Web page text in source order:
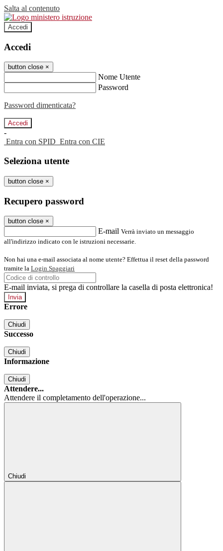
Salta al contenuto
Accedi
Accedi
button close ×
Nome Utente
Password
Password dimenticata?
-
Entra con SPID Entra con CIE
Seleziona utente
button close ×
Recupero password
button close ×
E-mail Verrà inviato un messaggio
all'indirizzo indicato con le istruzioni necessarie.
Non hai una e-mail associata al nome utente? Effettua il reset della password
tramite la Login Spaggiari
E-mail inviata, si prega di controllare la casella di posta elettronica!
Errore
Chiudi
Successo
Chiudi
Informazione
Chiudi
Attendere...
Attendere il completamento dell'operazione...
Chiudi